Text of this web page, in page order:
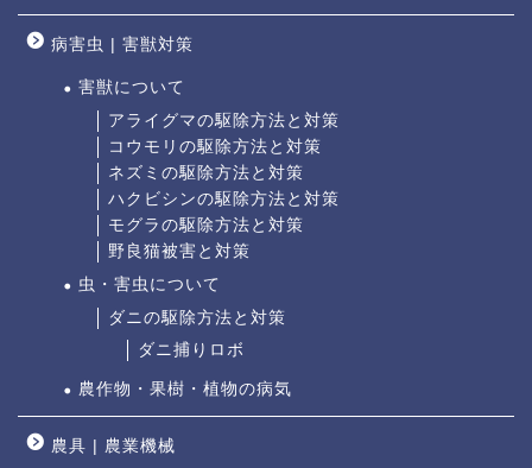
病害虫 | 害獣対策
害獣について
アライグマの駆除方法と対策
コウモリの駆除方法と対策
ネズミの駆除方法と対策
ハクビシンの駆除方法と対策
モグラの駆除方法と対策
野良猫被害と対策
虫・害虫について
ダニの駆除方法と対策
ダニ捕りロボ
農作物・果樹・植物の病気
農具 | 農業機械